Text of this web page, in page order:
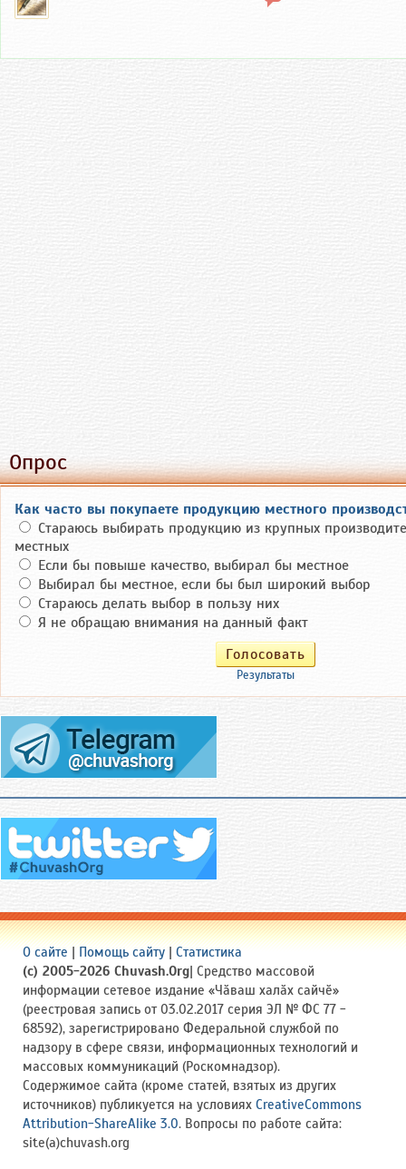
Опрос
Как часто вы покупаете продукцию местного
Стараюсь выбирать продукцию из крупных
местных
Если бы повыше качество, выбирал бы местное
Выбирал бы местное, если бы был широкий выбор
Стараюсь делать выбор в пользу них
Я не обращаю внимания на данный факт
Результаты
О сайте | Помощь сайту | Статистика
(c) 2005-2026 Chuvash.Org| Средство массовой
информации сетевое издание «Чӑваш халӑх сайчӗ»
(реестровая запись от 03.02.2017 серия ЭЛ № ФС 77 -
68592), зарегистрировано Федеральной службой по
надзору в сфере связи, информационных технологий и
массовых коммуникаций (Роскомнадзор).
Содержимое сайта (кроме статей, взятых из других
источников) публикуется на условиях CreativeCommons
Attribution-ShareAlike 3.0. Вопросы по работе сайта:
site(a)chuvash.org